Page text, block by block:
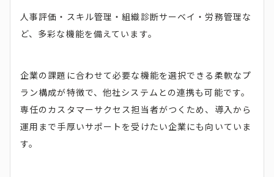
人事評価・スキル管理・組織診断サーベイ・労務管理な
ど、多彩な機能を備えています。
企業の課題に合わせて必要な機能を選択できる柔軟なプ
ラン構成が特徴で、他社システムとの連携も可能です。
専任のカスタマーサクセス担当者がつくため、導入から
運用まで手厚いサポートを受けたい企業にも向いていま
す。